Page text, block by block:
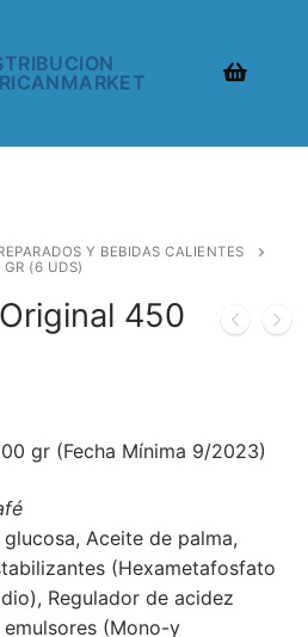
Y BEBIDAS CALIENTES
(6 UDS)
450
gr (Fecha Mínima 9/2023)
Aceite de palma,
(Hexametafosfato
Regulador de acidez
(Mono-y